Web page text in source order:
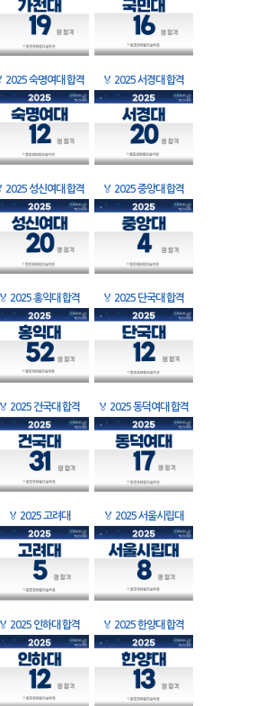
2025 숙명여대 합격 🏅 2025 서경대 합격
2025 성신여대 합격 🏅 2025 중앙대 합격
🏅 2025 홍익대 합격 🏅 2025 단국대 합격
🏅 2025 건국대 합격 🏅 2025 동덕여대 합격
🏅 2025 고려대 🏅 2025 서울시립대
🏅 2025 인하대 합격 🏅 2025 한양대 합격